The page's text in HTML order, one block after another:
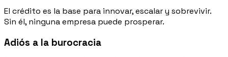
El crédito es la base para innovar, escalar y sobrevivir.
Sin él, ninguna empresa puede prosperar.
Adiós a la burocracia